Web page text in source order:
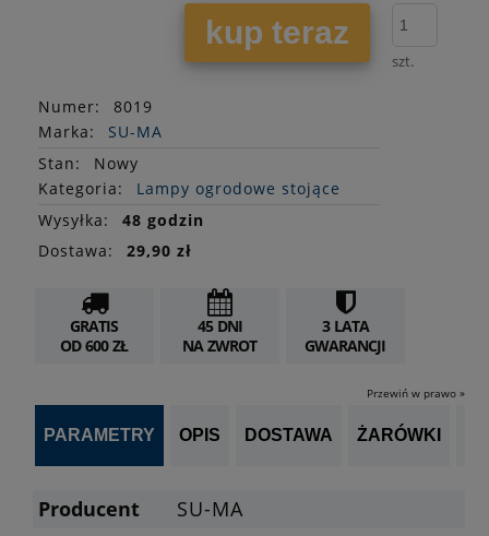
kup teraz
szt.
Numer:
8019
Marka:
SU-MA
Stan:
Nowy
Kategoria:
Lampy ogrodowe stojące
Wysyłka:
48 godzin
Dostawa:
29,90 zł
GRATIS
OD 600 ZŁ
45 DNI
NA ZWROT
3 LATA
GWARANCJI
Przewiń w prawo »
PARAMETRY OPIS DOSTAWA ŻARÓWKI
Producent
SU-MA